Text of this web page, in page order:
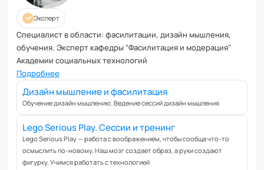
Развитие лидерских качеств
Разработка бизнес-процессов
Расставание
Ревность и измена
Самоорганизация и мотивация
Самооценка и уверенность в себе
Секс и сексуальность
Системное мышление
Сложности в общении
Сон
Социализация и адаптация
Эксперт
Специалист в области: фасилитации, дизайн мышления,
обучения. Эксперт кафедры "Фасилитация и модерация"
Академии социальных технологий
Подробнее
Дизайн мышление и фасилитация
Обучение дизайн мышлению. Ведение сессий дизайн мышления
Lego Serious Play. Сессии и тренинг
Lego Serious Play — работа с воображением, чтобы сообща что-то
осмыслить по-новому. Наш мозг создает образ, а руки создают
фигурку. Учимся работать с технологией